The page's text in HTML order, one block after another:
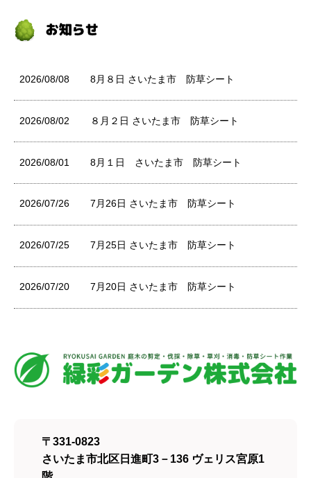
2026/08/08 8月８日 さいたま市 防草シート
2026/08/02 ８月２日 さいたま市 防草シート
2026/08/01 8月１日 さいたま市 防草シート
2026/07/26 7月26日 さいたま市 防草シート
2026/07/25 7月25日 さいたま市 防草シート
2026/07/20 7月20日 さいたま市 防草シート
〒331-0823
さいたま市北区日進町3－136 ヴェリス宮原1